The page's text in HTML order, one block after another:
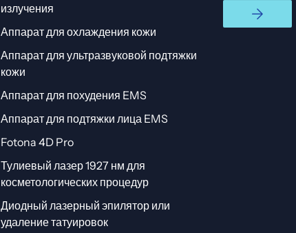
излучения
Аппарат для охлаждения кожи
Аппарат для ультразвуковой подтяжки
кожи
Аппарат для похудения EMS
Аппарат для подтяжки лица EMS
Fotona 4D Pro
Тулиевый лазер 1927 нм для
косметологических процедур
Диодный лазерный эпилятор или
удаление татуировок